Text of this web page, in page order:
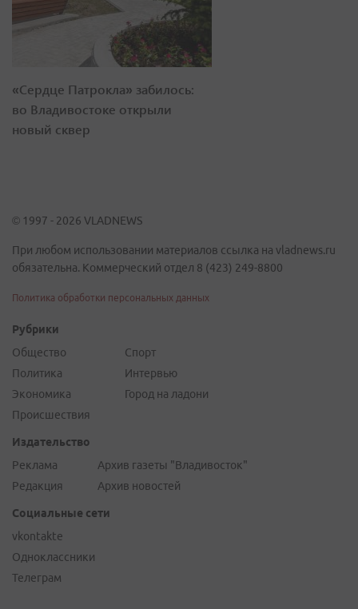
«Сердце Патрокла» забилось:
во Владивостоке открыли
новый сквер
© 1997 - 2026 VLADNEWS
При любом использовании материалов ссылка на vladnews.ru
обязательна. Коммерческий отдел 8 (423) 249-8800
Политика обработки персональных данных
Рубрики
Общество
Политика
Экономика
Происшествия
Спорт
Интервью
Город на ладони
Издательство
Реклама
Редакция
Архив газеты "Владивосток"
Архив новостей
Социальные сети
vkontakte
Одноклассники
Телеграм